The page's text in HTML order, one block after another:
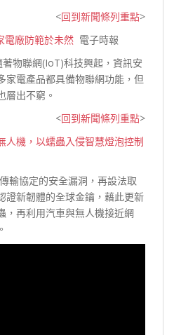
<回到新聞條列重點>
電廠防範於未然 電子時報
物聯網(IoT)科技興起，資訊安
家電產品都具備物聯網功能，但
層出不窮。
<回到新聞條列重點>
人機，以蠕蟲入侵智慧燈泡控制
輸協定的安全漏洞，再設法取
證新韌體的全球金鑰，藉此更新
，再利用汽車與無人機接近網